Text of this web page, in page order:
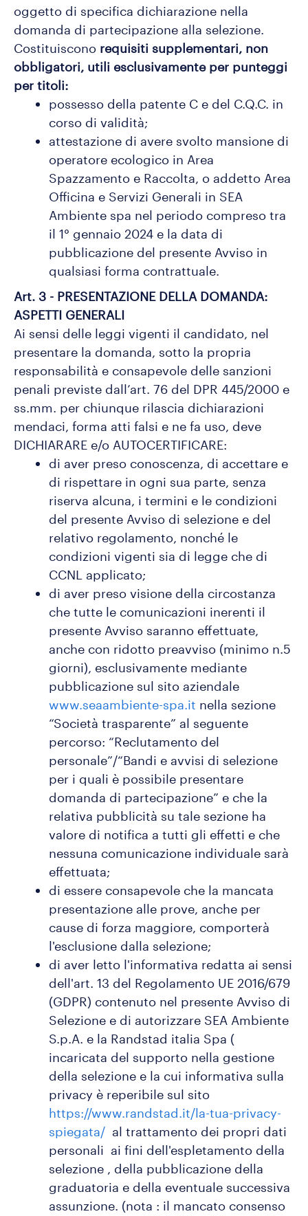
oggetto di specifica dichiarazione nella
domanda di partecipazione alla selezione.
Costituiscono requisiti supplementari, non
obbligatori, utili esclusivamente per punteggi
per titoli:
possesso della patente C e del C.Q.C. in
corso di validità;
attestazione di avere svolto mansione di
operatore ecologico in Area
Spazzamento e Raccolta, o addetto Area
Officina e Servizi Generali in SEA
Ambiente spa nel periodo compreso tra
il 1° gennaio 2024 e la data di
pubblicazione del presente Avviso in
qualsiasi forma contrattuale.
Art. 3 - PRESENTAZIONE DELLA DOMANDA:
ASPETTI GENERALI
Ai sensi delle leggi vigenti il candidato, nel
presentare la domanda, sotto la propria
responsabilità e consapevole delle sanzioni
penali previste dall’art. 76 del DPR 445/2000 e
ss.mm. per chiunque rilascia dichiarazioni
mendaci, forma atti falsi e ne fa uso, deve
DICHIARARE e/o AUTOCERTIFICARE:
di aver preso conoscenza, di accettare e
di rispettare in ogni sua parte, senza
riserva alcuna, i termini e le condizioni
del presente Avviso di selezione e del
relativo regolamento, nonché le
condizioni vigenti sia di legge che di
CCNL applicato;
di aver preso visione della circostanza
che tutte le comunicazioni inerenti il
presente Avviso saranno effettuate,
anche con ridotto preavviso (minimo n.5
giorni), esclusivamente mediante
pubblicazione sul sito aziendale
www.seaambiente-spa.it nella sezione
“Società trasparente” al seguente
percorso: “Reclutamento del
personale”/“Bandi e avvisi di selezione
per i quali è possibile presentare
domanda di partecipazione” e che la
relativa pubblicità su tale sezione ha
valore di notifica a tutti gli effetti e che
nessuna comunicazione individuale sarà
effettuata;
di essere consapevole che la mancata
presentazione alle prove, anche per
cause di forza maggiore, comporterà
l'esclusione dalla selezione;
di aver letto l'informativa redatta ai sensi
dell'art. 13 del Regolamento UE 2016/679
(GDPR) contenuto nel presente Avviso di
Selezione e di autorizzare SEA Ambiente
S.p.A. e la Randstad italia Spa (
incaricata del supporto nella gestione
della selezione e la cui informativa sulla
privacy è reperibile sul sito
https://www.randstad.it/la-tua-privacy-
spiegata/ al trattamento dei propri dati
personali ai fini dell'espletamento della
selezione , della pubblicazione della
graduatoria e della eventuale successiva
assunzione. (nota : il mancato consenso